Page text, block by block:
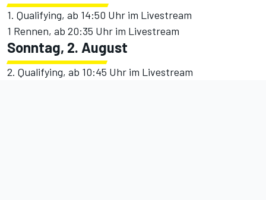
1. Qualifying, ab 14:50 Uhr im Livestream
1 Rennen, ab 20:35 Uhr im Livestream
Sonntag, 2. August
2. Qualifying, ab 10:45 Uhr im Livestream